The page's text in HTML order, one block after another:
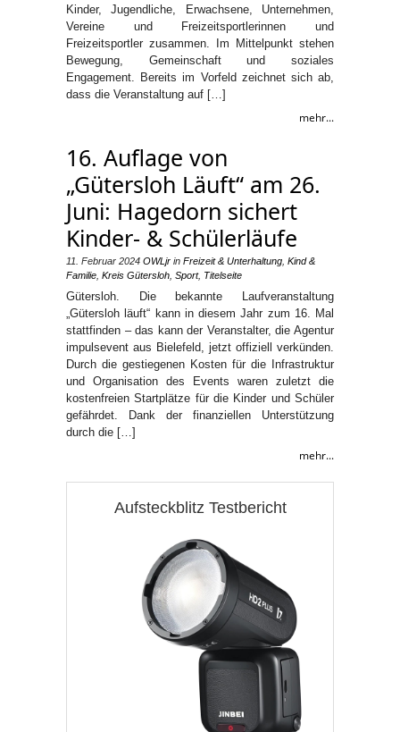
Kinder, Jugendliche, Erwachsene, Unternehmen,
Vereine und Freizeitsportlerinnen und
Freizeitsportler zusammen. Im Mittelpunkt stehen
Bewegung, Gemeinschaft und soziales
Engagement. Bereits im Vorfeld zeichnet sich ab,
dass die Veranstaltung auf […]
mehr...
16. Auflage von
„Gütersloh Läuft“ am 26.
Juni: Hagedorn sichert
Kinder- & Schülerläufe
11. Februar 2024 OWLjr in Freizeit & Unterhaltung Kind &
Familie Kreis Gütersloh Sport, Titelseite
Gütersloh. Die bekannte Laufveranstaltung
„Gütersloh läuft“ kann in diesem Jahr zum 16. Mal
stattfinden – das kann der Veranstalter, die Agentur
impulsevent aus Bielefeld, jetzt offiziell verkünden.
Durch die gestiegenen Kosten für die Infrastruktur
und Organisation des Events waren zuletzt die
kostenfreien Startplätze für die Kinder und Schüler
gefährdet. Dank der finanziellen Unterstützung
durch die […]
mehr...
Aufsteckblitz Testbericht